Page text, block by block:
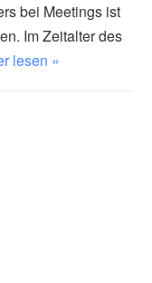
bei Meetings ist
Im Zeitalter des
lesen »